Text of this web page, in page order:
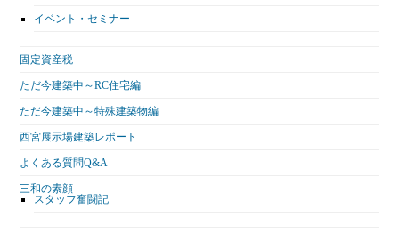
イベント・セミナー
固定資産税
ただ今建築中～RC住宅編
ただ今建築中～特殊建築物編
西宮展示場建築レポート
よくある質問Q&A
三和の素顔
スタッフ奮闘記